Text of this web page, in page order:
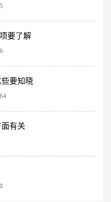
要了解
要知晓
有关
·
发